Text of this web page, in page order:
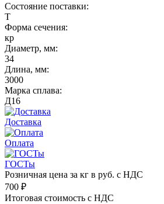
Состояние поставки:
Т
Форма сечения:
кр
Диаметр, мм:
34
Длина, мм:
3000
Марка сплава:
Д16
Доставка
Оплата
ГОСТы
Розничная цена за кг в руб. с НДС
700 ₽
Итоговая стоимость с НДС